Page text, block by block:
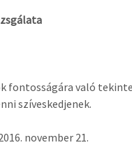
fontosságára való
szíveskedjenek.
november 21.